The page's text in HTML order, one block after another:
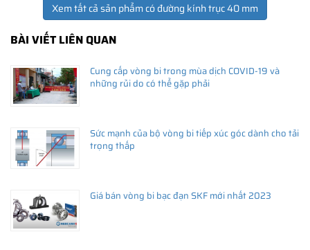
Xem tất cả sản phẩm có đường kính trục 40 mm
BÀI VIẾT LIÊN QUAN
Cung cấp vòng bi trong mùa dịch COVID-19 và
những rủi do có thể gặp phải
Sức mạnh của bộ vòng bi tiếp xúc góc dành cho tải
trọng thấp
Giá bán vòng bi bạc đạn SKF mới nhất 2023